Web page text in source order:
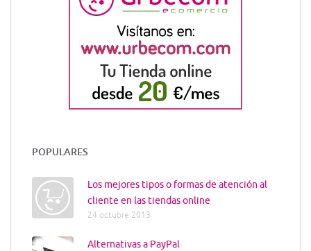
POPULARES
Los mejores tipos o formas de atención al
cliente en las tiendas online
24 octubre 2013
Alternativas a PayPal